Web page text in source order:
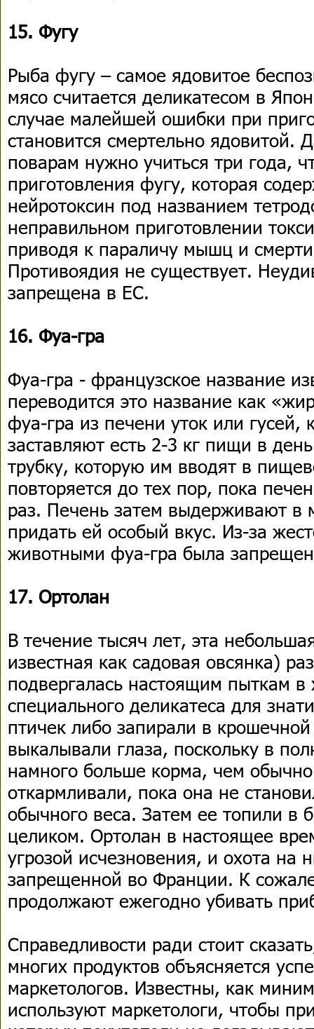
15. Фугу
Рыба фугу – самое ядовитое
мясо считается деликатесом в
случае малейшей ошибки при
становится смертельно
поварам нужно учиться три года,
приготовления фугу, которая
нейротоксин под названием
неправильном приготовлении
приводя к параличу мышц и
Противоядия не существует.
запрещена в ЕС.
16. Фуа-гра
Фуа-гра - французское название
переводится это название как
фуа-гра из печени уток или гусей,
заставляют есть 2-3 кг пищи в
трубку, которую им вводят в
повторяется до тех пор, пока
раз. Печень затем выдерживают в
придать ей особый вкус. Из-за
животными фуа-гра была
17. Ортолан
В течение тысяч лет, эта
известная как садовая овсянка)
подвергалась настоящим пыткам в
специального деликатеса для
птичек либо запирали в
выкалывали глаза, поскольку в
намного больше корма, чем
откармливали, пока она не
обычного веса. Затем ее топили в
целиком. Ортолан в настоящее
угрозой исчезновения, и охота на
запрещенной во Франции. К
продолжают ежегодно убивать
Справедливости ради стоит
многих продуктов объясняется
маркетологов. Известны, как
используют маркетологи, чтобы